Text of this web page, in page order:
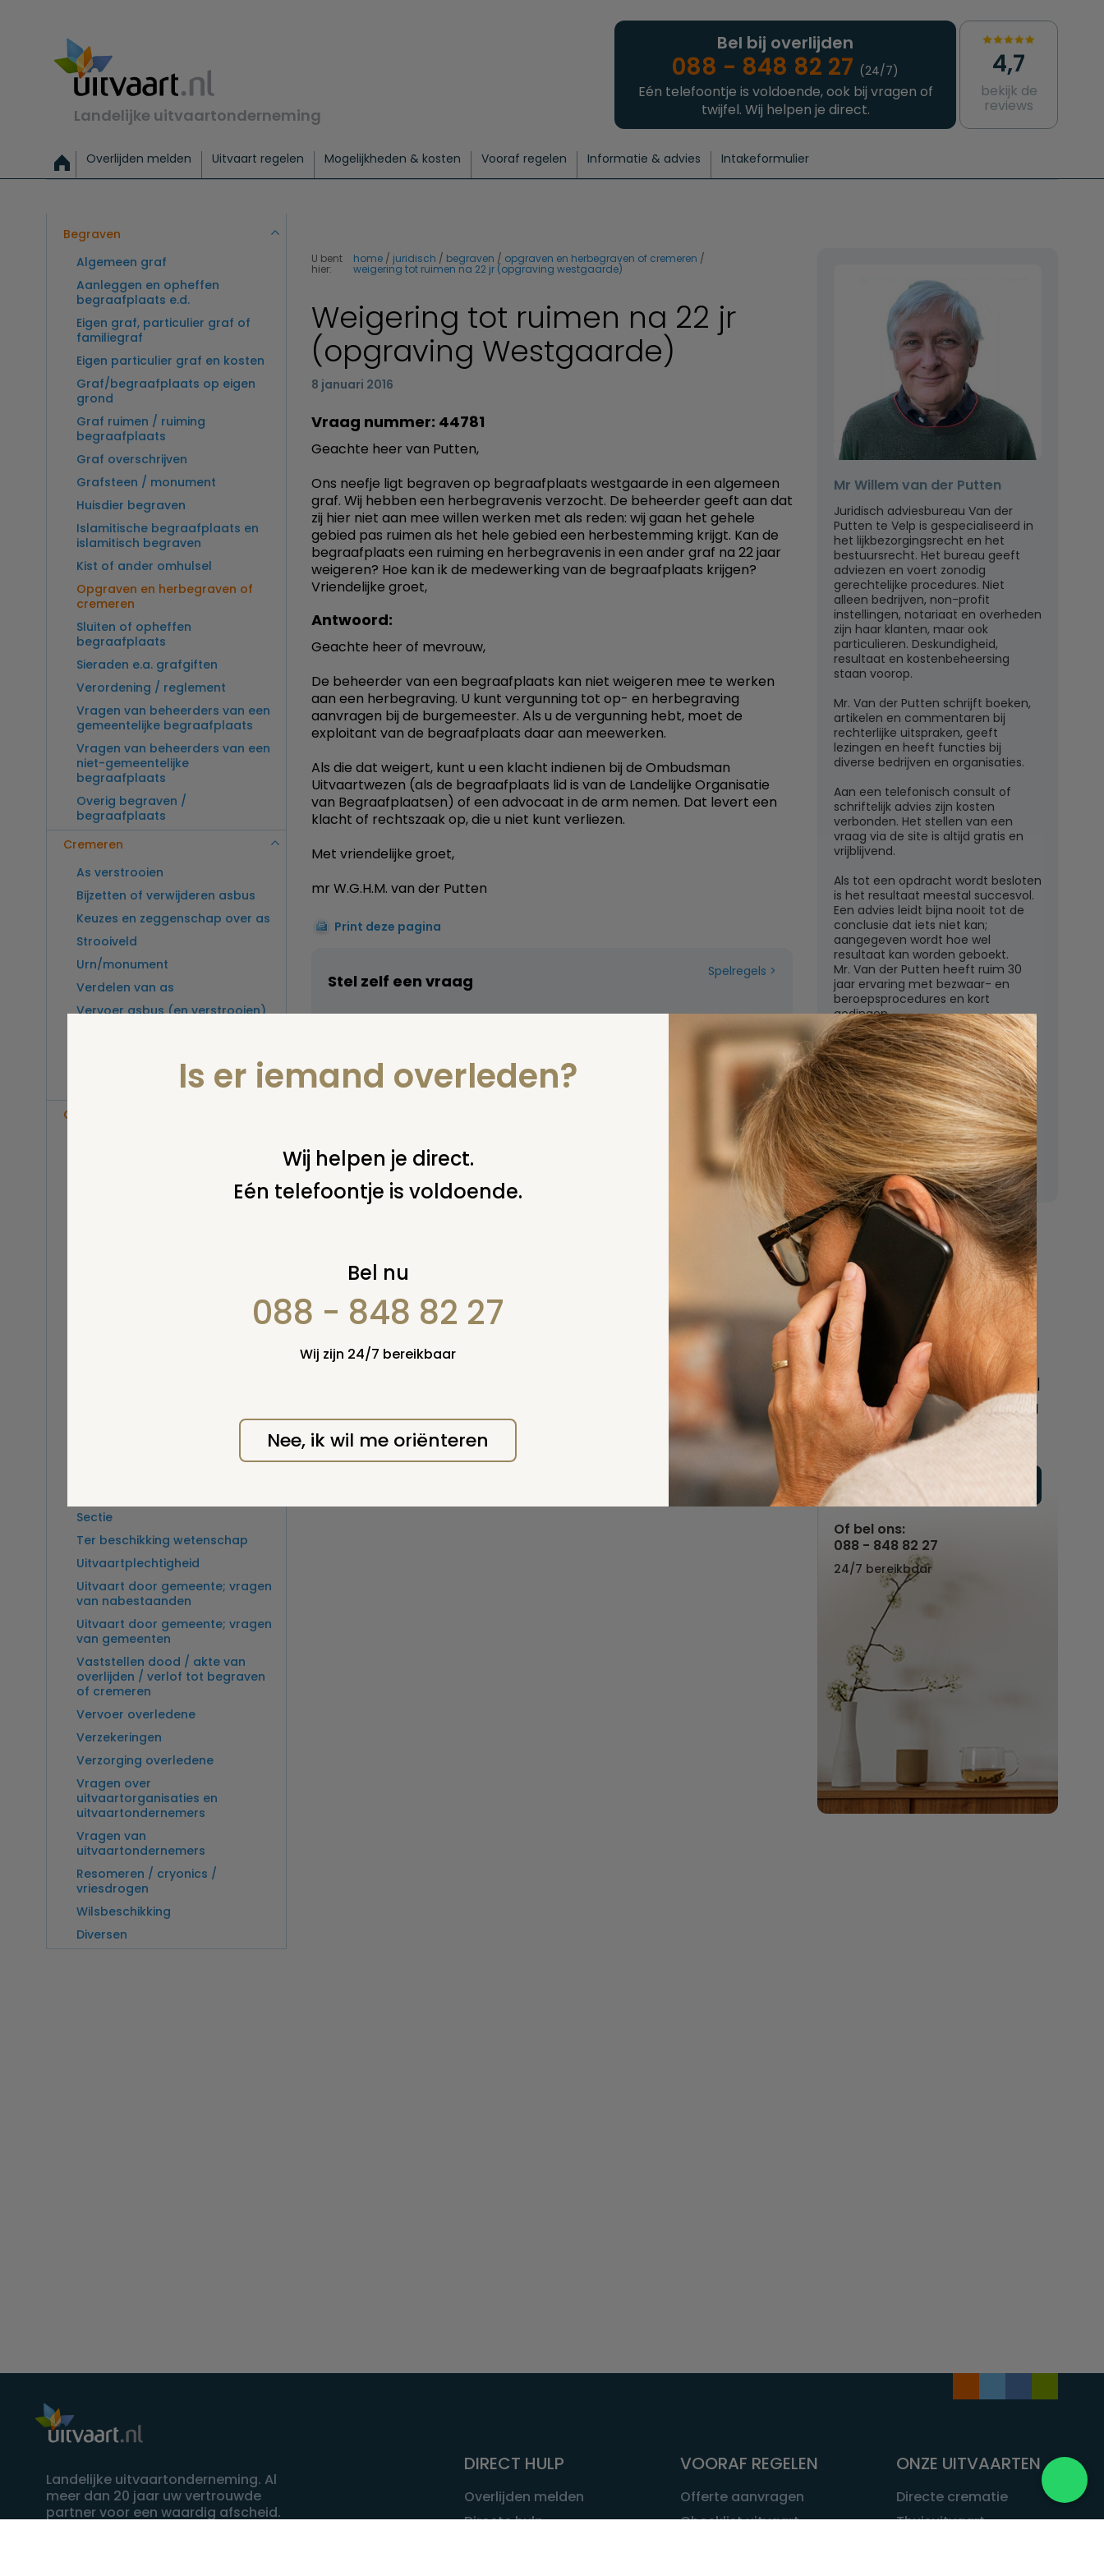
Landelijke uitvaartonderneming
Bel bij overlijden
088 - 848 82 27 (24/7)
Eén telefoontje is voldoende, ook bij vragen of
twijfel. Wij helpen je direct.
4,7
bekijk de
reviews
Overlijden melden Uitvaart regelen Mogelijkheden & kosten
Exclusieve uitvaart Begrafenis Basis
Vooraf regelen Informatie & advies Intakeformulier
Begraven
Algemeen graf
Aanleggen en opheffen
begraafplaats e.d.
Eigen graf, particulier graf of
familiegraf
Eigen particulier graf en kosten
Graf/begraafplaats op eigen
grond
Graf ruimen / ruiming
begraafplaats
Graf overschrijven
Grafsteen / monument
Huisdier begraven
Islamitische begraafplaats en
islamitisch begraven
Kist of ander omhulsel
Opgraven en herbegraven of
cremeren
Sluiten of opheffen
begraafplaats
Sieraden e.a. grafgiften
Verordening / reglement
Vragen van beheerders van een
gemeentelijke begraafplaats
Vragen van beheerders van een
niet-gemeentelijke
begraafplaats
Overig begraven /
begraafplaats
Cremeren
As verstrooien
Bijzetten of verwijderen asbus
Keuzes en zeggenschap over as
Strooiveld
Urn/monument
Verdelen van as
Vervoer asbus (en verstrooien)
Overige
Sectie
Ter beschikking wetenschap
Uitvaartplechtigheid
Uitvaart door gemeente; vragen
van nabestaanden
Uitvaart door gemeente; vragen
van gemeenten
Vaststellen dood / akte van
overlijden / verlof tot begraven
of cremeren
Vervoer overledene
Verzekeringen
Verzorging overledene
Vragen over
uitvaartorganisaties en
uitvaartondernemers
Vragen van
uitvaartondernemers
Resomeren / cryonics /
vriesdrogen
Wilsbeschikking
Diversen
U bent
hier:
home juridisch begraven opgraven en herbegraven of cremeren
weigering tot ruimen na 22 jr (opgraving westgaarde)
Weigering tot ruimen na 22 jr
(opgraving Westgaarde)
8 januari 2016
Vraag nummer: 44781
Geachte heer van Putten,
Ons neefje ligt begraven op begraafplaats westgaarde in een algemeen
graf. Wij hebben een herbegravenis verzocht. De beheerder geeft aan dat
zij hier niet aan mee willen werken met als reden: wij gaan het gehele
gebied pas ruimen als het hele gebied een herbestemming krijgt. Kan de
begraafplaats een ruiming en herbegravenis in een ander graf na 22 jaar
weigeren? Hoe kan ik de medewerking van de begraafplaats krijgen?
Vriendelijke groet,
Antwoord:
Geachte heer of mevrouw,
De beheerder van een begraafplaats kan niet weigeren mee te werken
aan een herbegraving. U kunt vergunning tot op- en herbegraving
aanvragen bij de burgemeester. Als u de vergunning hebt, moet de
exploitant van de begraafplaats daar aan meewerken.
Als die dat weigert, kunt u een klacht indienen bij de Ombudsman
Uitvaartwezen (als de begraafplaats lid is van de Landelijke Organisatie
van Begraafplaatsen) of een advocaat in de arm nemen. Dat levert een
klacht of rechtszaak op, die u niet kunt verliezen.
Met vriendelijke groet,
mr W.G.H.M. van der Putten
Print deze pagina
Spelregels
Stel zelf een vraag
Mr Willem van der Putten
Juridisch adviesbureau Van der
Putten te Velp is gespecialiseerd in
het lijkbezorgingsrecht en het
bestuursrecht. Het bureau geeft
adviezen en voert zonodig
gerechtelijke procedures. Niet
alleen bedrijven, non-profit
instellingen, notariaat en overheden
zijn haar klanten, maar ook
particulieren. Deskundigheid,
resultaat en kostenbeheersing
staan voorop.
Mr. Van der Putten schrijft boeken,
artikelen en commentaren bij
rechterlijke uitspraken, geeft
lezingen en heeft functies bij
diverse bedrijven en organisaties.
Aan een telefonisch consult of
schriftelijk advies zijn kosten
verbonden. Het stellen van een
vraag via de site is altijd gratis en
vrijblijvend.
Als tot een opdracht wordt besloten
is het resultaat meestal succesvol.
Een advies leidt bijna nooit tot de
conclusie dat iets niet kan;
aangegeven wordt hoe wel
resultaat kan worden geboekt.
Mr. Van der Putten heeft ruim 30
jaar ervaring met bezwaar- en
beroepsprocedures en kort
gedingen.
Juridisch adviesbureau mr. W.G.H.M.
van der Putten c.s.
Zutphensestraatweg 7
6881 WN Velp (Gld)
E-mail:
mr.vanderputten@gmail.com
Nu
een uitvaart
regelen
Beschrijf uw wensen
online of bel ons geheel
vrijblijvend voor hulp na
een overlijden.
Vul hier uw wensen in
Of bel ons:
088 - 848 82 27
24/7 bereikbaar
Landelijke uitvaartonderneming. Al
meer dan 20 jaar uw vertrouwde
partner voor een waardig afscheid.
DIRECT HULP
Overlijden melden
Directe hulp
VOORAF REGELEN
Offerte aanvragen
Checklist uitvaart
ONZE UITVAARTEN
Directe crematie
Thuisuitvaart
Is er iemand overleden?
Wij helpen je direct.
Eén telefoontje is voldoende.
Bel nu
088 - 848 82 27
Wij zijn 24/7 bereikbaar
Nee, ik wil me oriënteren